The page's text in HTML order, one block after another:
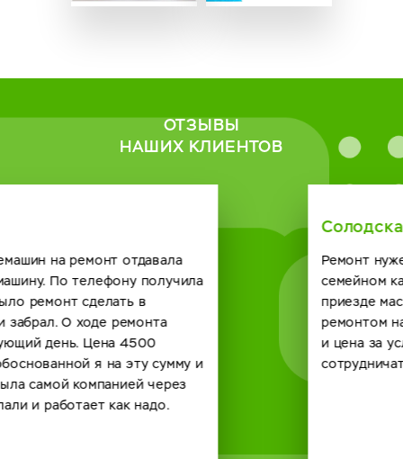
ОТЗЫВЫ
НАШИХ КЛИЕНТОВ
Ремонт нужен был кофейному автомату в нашем
семейном кафе. Созвонились с сервисным центром о
приезде мастера договорились. Справился он с
ремонтом на отлично и по времени быстро получилось
и цена за услугу вполне демократичная. Будем
сотрудничать и в будущем с вашей компанией. спасибо.